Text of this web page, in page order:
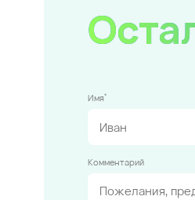
Имя*
Комментарий